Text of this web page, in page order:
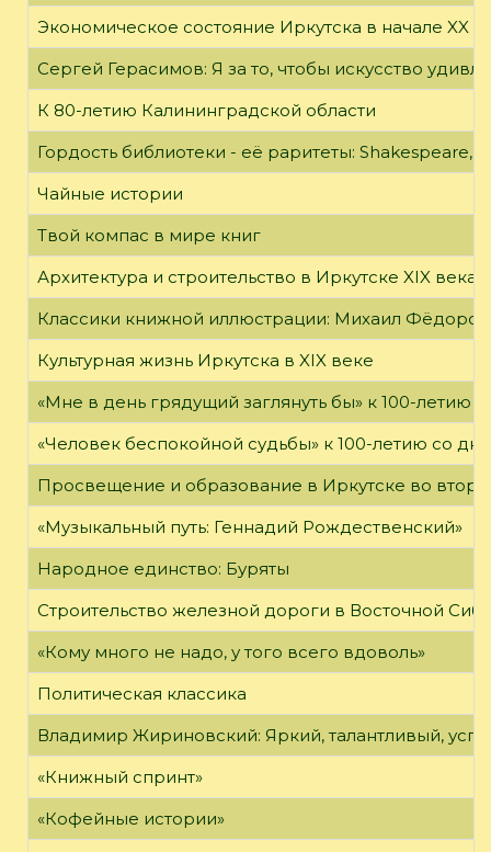
Экономическое состояние Иркутска в начале XX
Сергей Герасимов: Я за то, чтобы искусство
К 80-летию Калининградской области
Гордость библиотеки - её раритеты: Shakespeare,
Чайные истории
Твой компас в мире книг
Архитектура и строительство в Иркутске XIX века
Классики книжной иллюстрации: Михаил Фёдоров
Культурная жизнь Иркутска в XIX веке
«Мне в день грядущий заглянуть бы» к 100-летию
«Человек беспокойной судьбы» к 100-летию со
Просвещение и образование в Иркутске во
«Музыкальный путь: Геннадий Рождественский»
Народное единство: Буряты
Строительство железной дороги в Восточной
«Кому много не надо, у того всего вдоволь»
Политическая классика
Владимир Жириновский: Яркий, талантливый,
«Книжный спринт»
«Кофейные истории»